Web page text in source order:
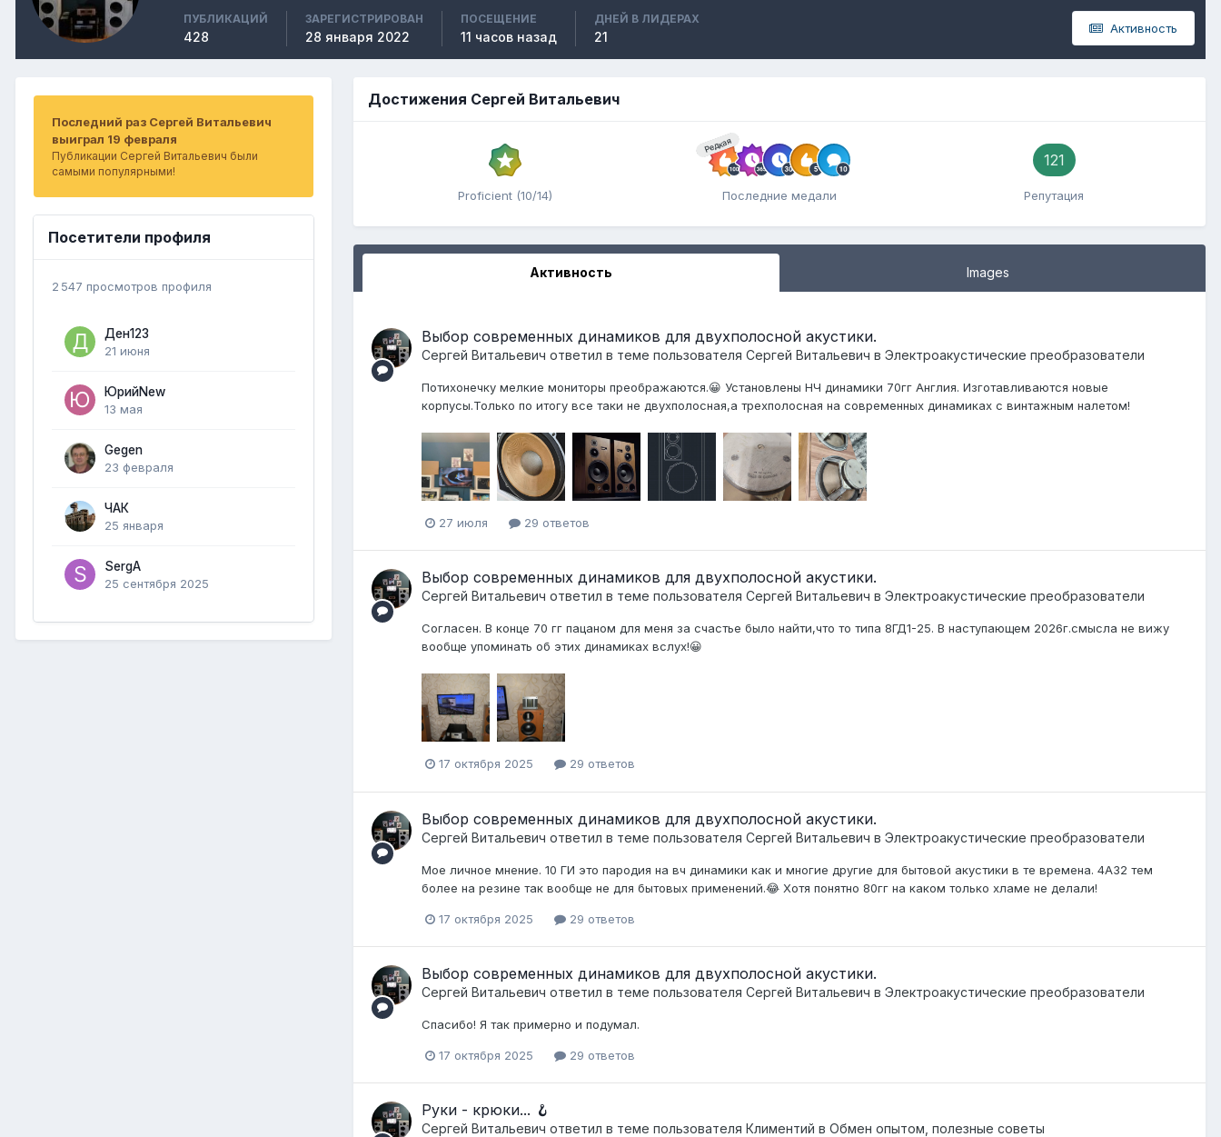
Активность
ПУБЛИКАЦИЙ
428
ЗАРЕГИСТРИРОВАН
28 января 2022
ПОСЕЩЕНИЕ
11 часов назад
ДНЕЙ В ЛИДЕРАХ
21
Последний раз Сергей Витальевич
выиграл 19 февраля
Публикации Сергей Витальевич были
самыми популярными!
Посетители профиля
2 547 просмотров профиля
Ден123
21 июня
ЮрийNew
13 мая
Gegen
23 февраля
ЧАК
25 января
SergA
25 сентября 2025
Достижения Сергей Витальевич
Proficient (10/14)
Редкая
Последние медали
121
Репутация
Активность Images
Выбор современных динамиков для двухполосной акустики.
Сергей Витальевич ответил в теме пользователя Сергей Витальевич в Электроакустические преобразователи
Потихонечку мелкие мониторы преображаются.😀 Установлены НЧ динамики 70гг Англия. Изготавливаются новые
корпусы.Только по итогу все таки не двухполосная,а трехполосная на современных динамиках с винтажным налетом!
27 июля 29 ответов
Выбор современных динамиков для двухполосной акустики.
Сергей Витальевич ответил в теме пользователя Сергей Витальевич в Электроакустические преобразователи
Согласен. В конце 70 гг пацаном для меня за счастье было найти,что то типа 8ГД1-25. В наступающем 2026г.смысла не вижу
вообще упоминать об этих динамиках вслух!😀
17 октября 2025 29 ответов
Выбор современных динамиков для двухполосной акустики.
Сергей Витальевич ответил в теме пользователя Сергей Витальевич в Электроакустические преобразователи
Мое личное мнение. 10 ГИ это пародия на вч динамики как и многие другие для бытовой акустики в те времена. 4А32 тем
более на резине так вообще не для бытовых применений.😂 Хотя понятно 80гг на каком только хламе не делали!
17 октября 2025 29 ответов
Выбор современных динамиков для двухполосной акустики.
Сергей Витальевич ответил в теме пользователя Сергей Витальевич в Электроакустические преобразователи
Спасибо! Я так примерно и подумал.
17 октября 2025 29 ответов
Руки - крюки... 🪝
Сергей Витальевич ответил в теме пользователя Климентий в Обмен опытом, полезные советы